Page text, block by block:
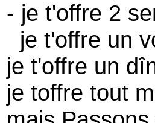
- je t'offre 2
je t'offre un
je t'offre un
je toffre tout